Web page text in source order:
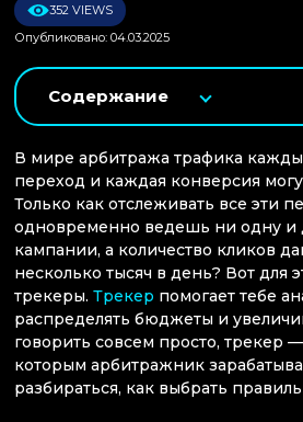
352 VIEWS
Опубликовано: 04.03.2025
Содержание
В мире арбитража трафика
переход и каждая конверсия
Только как отслеживать все эти
одновременно ведешь ни одну и
кампании, а количество кликов
несколько тысяч в день? Вот для
трекеры. Трекер помогает тебе
распределять бюджеты и
говорить совсем просто, трекер
которым арбитражник
разбираться, как выбрать